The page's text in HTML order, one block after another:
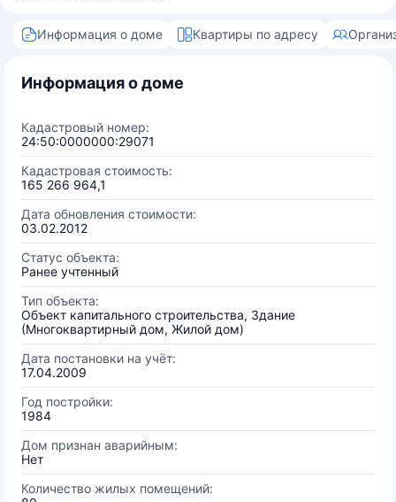
Информация о доме Квартиры по адресу
Информация о доме
Кадастровый номер:
24:50:0000000:29071
Кадастровая стоимость:
165 266 964,1
Дата обновления стоимости:
03.02.2012
Статус объекта:
Ранее учтенный
Тип объекта:
Объект капитального строительства, Здание
(Многоквартирный дом, Жилой дом)
Дата постановки на учёт:
17.04.2009
Год постройки:
1984
Дом признан аварийным:
Нет
Количество жилых помещений: